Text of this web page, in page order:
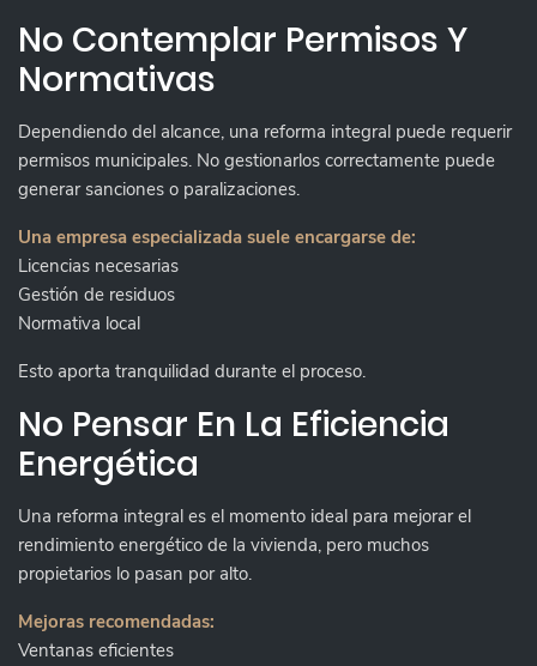
No Contemplar Permisos Y
Normativas
Dependiendo del alcance, una reforma integral puede requerir
permisos municipales. No gestionarlos correctamente puede
generar sanciones o paralizaciones.
Una empresa especializada suele encargarse de:
Licencias necesarias
Gestión de residuos
Normativa local
Esto aporta tranquilidad durante el proceso.
No Pensar En La Eficiencia
Energética
Una reforma integral es el momento ideal para mejorar el
rendimiento energético de la vivienda, pero muchos
propietarios lo pasan por alto.
Mejoras recomendadas:
Ventanas eficientes